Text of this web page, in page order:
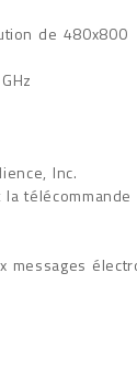
de 480x800
Inc.
télécommande
messages